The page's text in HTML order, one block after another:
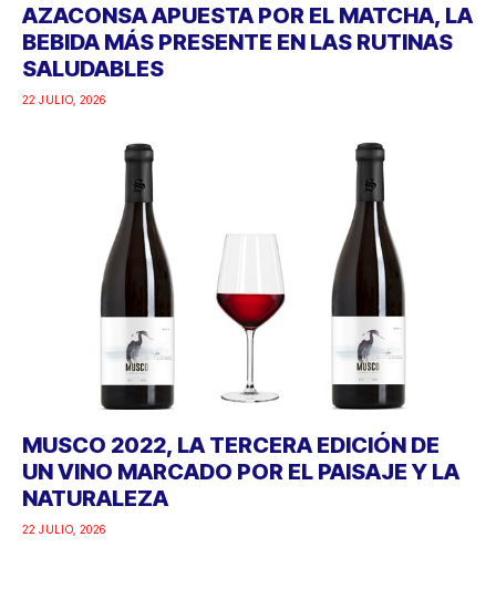
AZACONSA APUESTA POR EL MATCHA, LA
BEBIDA MÁS PRESENTE EN LAS RUTINAS
SALUDABLES
22 JULIO, 2026
MUSCO 2022, LA TERCERA EDICIÓN DE
UN VINO MARCADO POR EL PAISAJE Y LA
NATURALEZA
22 JULIO, 2026